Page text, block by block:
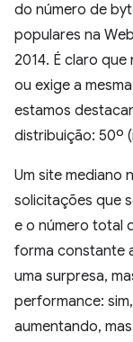
do número de
populares na
2014. É claro
ou exige a
estamos
distribuição: 50º
Um site mediano
solicitações que
e o número total
forma constante
uma surpresa,
performance:
aumentando,